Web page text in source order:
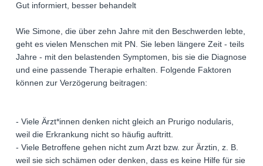
Gut informiert, besser behandelt
Wie Simone, die über zehn Jahre mit den Beschwerden lebte,
geht es vielen Menschen mit PN. Sie leben längere Zeit - teils
Jahre - mit den belastenden Symptomen, bis sie die Diagnose
und eine passende Therapie erhalten. Folgende Faktoren
können zur Verzögerung beitragen:
- Viele Ärzt*innen denken nicht gleich an Prurigo nodularis,
weil die Erkrankung nicht so häufig auftritt.
- Viele Betroffene gehen nicht zum Arzt bzw. zur Ärztin, z. B.
weil sie sich schämen oder denken, dass es keine Hilfe für sie